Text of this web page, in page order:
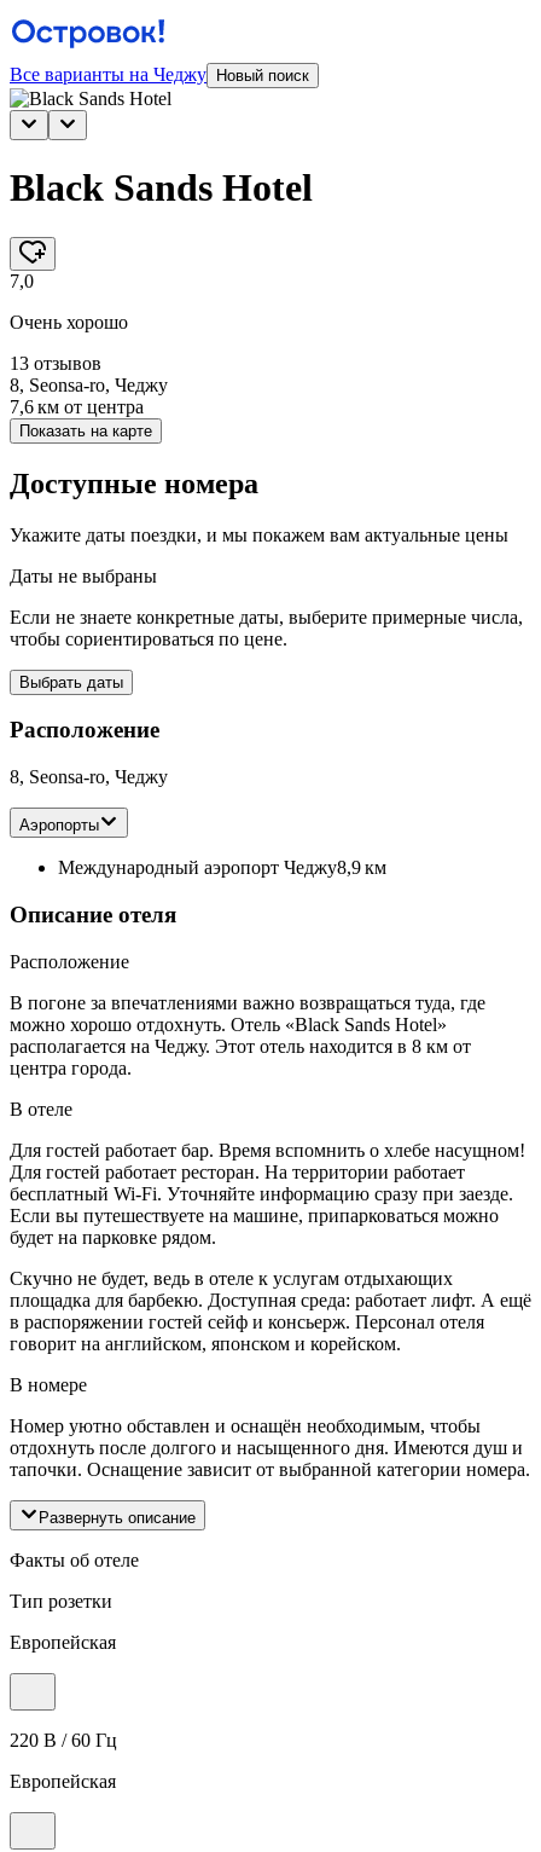
Все варианты на Чеджу Новый поиск
Black Sands Hotel
7,0
Очень хорошо
13 отзывов
8, Seonsa-ro, Чеджу
7,6 км от центра
Показать на карте
Доступные номера
Укажите даты поездки, и мы покажем вам актуальные цены
Даты не выбраны
Если не знаете конкретные даты, выберите примерные числа,
чтобы сориентироваться по цене.
Выбрать даты
Расположение
8, Seonsa-ro, Чеджу
Аэропорты
Международный аэропорт Чеджу8,9 км
Описание отеля
Расположение
В погоне за впечатлениями важно возвращаться туда, где
можно хорошо отдохнуть. Отель «Black Sands Hotel»
располагается на Чеджу. Этот отель находится в 8 км от
центра города.
В отеле
Для гостей работает бар. Время вспомнить о хлебе насущном!
Для гостей работает ресторан. На территории работает
бесплатный Wi-Fi. Уточняйте информацию сразу при заезде.
Если вы путешествуете на машине, припарковаться можно
будет на парковке рядом.
Скучно не будет, ведь в отеле к услугам отдыхающих
площадка для барбекю. Доступная среда: работает лифт. А ещё
в распоряжении гостей сейф и консьерж. Персонал отеля
говорит на английском, японском и корейском.
В номере
Номер уютно обставлен и оснащён необходимым, чтобы
отдохнуть после долгого и насыщенного дня. Имеются душ и
тапочки. Оснащение зависит от выбранной категории номера.
Развернуть описание
Факты об отеле
Тип розетки
Европейская
220 В / 60 Гц
Европейская